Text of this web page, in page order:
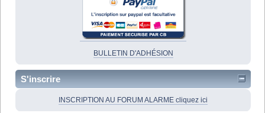
BULLETIN D'ADHÉSION
S'inscrire
INSCRIPTION AU FORUM ALARME cliquez ici